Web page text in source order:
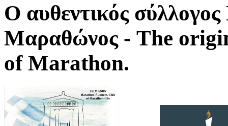
Ο αυθεντικός
Μαραθώνος - The
of Marathon.